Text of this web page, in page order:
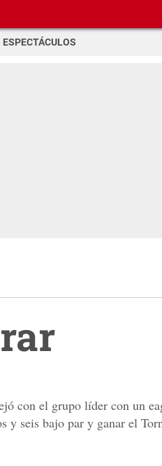
ESPECTÁCULOS
con el grupo líder con un
y seis bajo par y ganar el